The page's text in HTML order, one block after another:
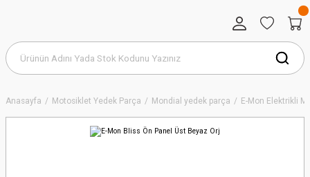
Anasayfa Motosiklet Yedek Parça Mondial yedek parça E-Mon Elektrikli